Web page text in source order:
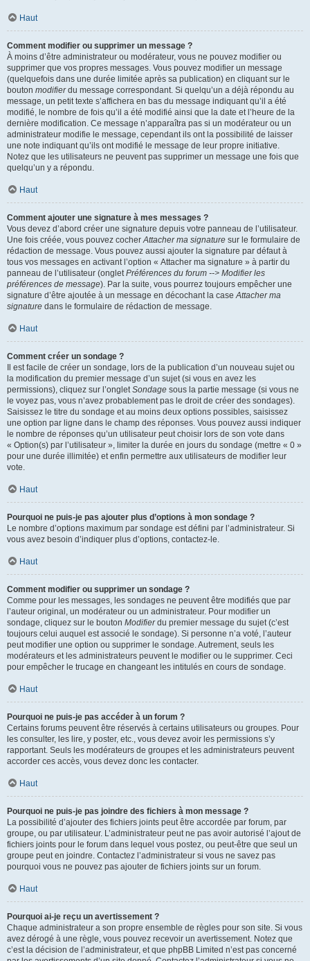
Haut
Comment modifier ou supprimer un message ?
À moins d’être administrateur ou modérateur, vous ne pouvez modifier ou
supprimer que vos propres messages. Vous pouvez modifier un message
(quelquefois dans une durée limitée après sa publication) en cliquant sur le
bouton modifierdu message correspondant. Si quelqu’un a déjà répondu au
message, un petit texte s’affichera en bas du message indiquant qu’il a été
modifié, le nombre de fois qu’il a été modifié ainsi que la date et l’heure de la
dernière modification. Ce message n’apparaîtra pas si un modérateur ou un
administrateur modifie le message, cependant ils ont la possibilité de laisser
une note indiquant qu’ils ont modifié le message de leur propre initiative.
Notez que les utilisateurs ne peuvent pas supprimer un message une fois que
quelqu’un y a répondu.
Haut
Comment ajouter une signature à mes messages ?
Vous devez d’abord créer une signature depuis votre panneau de l’utilisateur.
Une fois créée, vous pouvez cocherAttacher ma signature sur le formulaire de
rédaction de message. Vous pouvez aussi ajouter la signature par défaut à
tous vos messages en activant l’option « Attacher ma signature » à partir du
panneau de l’utilisateur (ongletPréférences du forum --> Modifier les
préférences de message). Par la suite, vous pourrez toujours empêcher une
signature d’être ajoutée à un message en décochant la caseAttacher ma
signature dans le formulaire de rédaction de message.
Haut
Comment créer un sondage ?
Il est facile de créer un sondage, lors de la publication d’un nouveau sujet ou
la modification du premier message d’un sujet (si vous en avez les
permissions), cliquez sur l’ongletSondage sous la partie message (si vous ne
le voyez pas, vous n’avez probablement pas le droit de créer des sondages).
Saisissez le titre du sondage et au moins deux options possibles, saisissez
une option par ligne dans le champ des réponses. Vous pouvez aussi indiquer
le nombre de réponses qu’un utilisateur peut choisir lors de son vote dans
« Option(s) par l’utilisateur », limiter la durée en jours du sondage (mettre « 0 »
pour une durée illimitée) et enfin permettre aux utilisateurs de modifier leur
vote.
Haut
Pourquoi ne puis-je pas ajouter plus d’options à mon sondage ?
Le nombre d’options maximum par sondage est défini par l’administrateur. Si
vous avez besoin d’indiquer plus d’options, contactez-le.
Haut
Comment modifier ou supprimer un sondage ?
Comme pour les messages, les sondages ne peuvent être modifiés que par
l’auteur original, un modérateur ou un administrateur. Pour modifier un
sondage, cliquez sur le bouton Modifierdu premier message du sujet (c’est
toujours celui auquel est associé le sondage). Si personne n’a voté, l’auteur
peut modifier une option ou supprimer le sondage. Autrement, seuls les
modérateurs et les administrateurs peuvent le modifier ou le supprimer. Ceci
pour empêcher le trucage en changeant les intitulés en cours de sondage.
Haut
Pourquoi ne puis-je pas accéder à un forum ?
Certains forums peuvent être réservés à certains utilisateurs ou groupes. Pour
les consulter, les lire, y poster, etc., vous devez avoir les permissions s’y
rapportant. Seuls les modérateurs de groupes et les administrateurs peuvent
accorder ces accès, vous devez donc les contacter.
Haut
Pourquoi ne puis-je pas joindre des fichiers à mon message ?
La possibilité d’ajouter des fichiers joints peut être accordée par forum, par
groupe, ou par utilisateur. L’administrateur peut ne pas avoir autorisé l’ajout de
fichiers joints pour le forum dans lequel vous postez, ou peut-être que seul un
groupe peut en joindre. Contactez l’administrateur si vous ne savez pas
pourquoi vous ne pouvez pas ajouter de fichiers joints sur un forum.
Haut
Pourquoi ai-je reçu un avertissement ?
Chaque administrateur a son propre ensemble de règles pour son site. Si vous
avez dérogé à une règle, vous pouvez recevoir un avertissement. Notez que
c’est la décision de l’administrateur, et que phpBB Limited n’est pas concerné